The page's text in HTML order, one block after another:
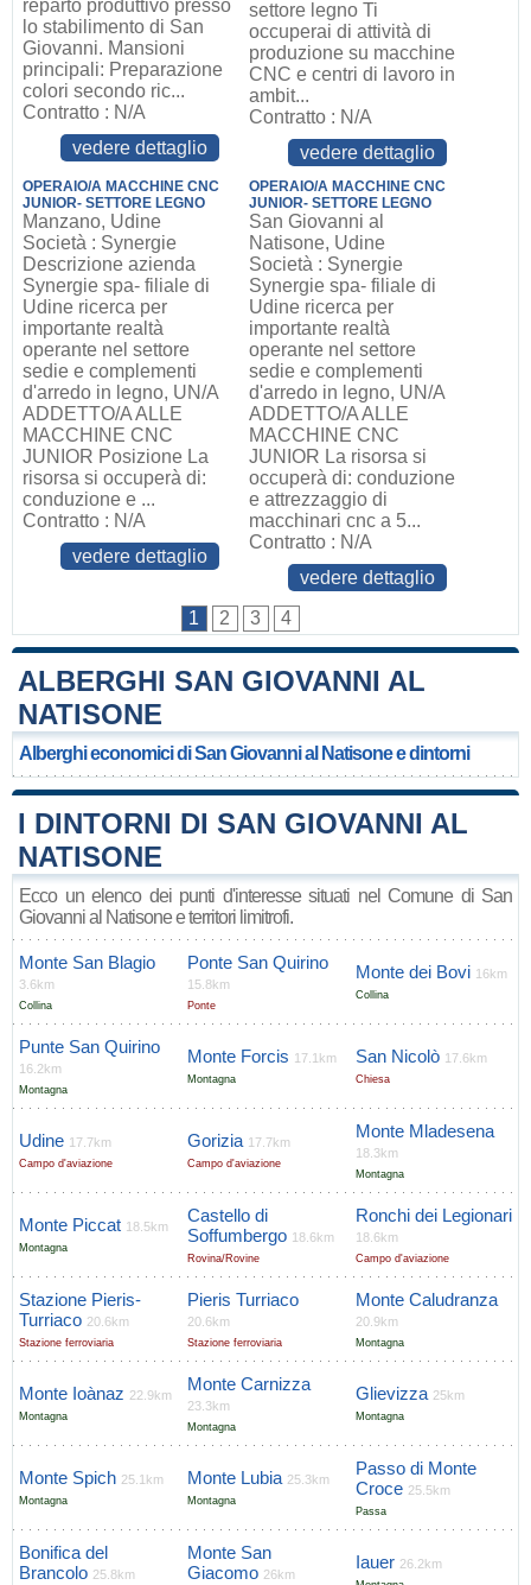
reparto produttivo presso
lo stabilimento di San
Giovanni. Mansioni
principali: Preparazione
colori secondo ric...
Contratto : N/A
vedere dettaglio
settore legno Ti
occuperai di attività di
produzione su macchine
CNC e centri di lavoro in
ambit...
Contratto : N/A
vedere dettaglio
OPERAIO/A MACCHINE CNC
JUNIOR- SETTORE LEGNO
Manzano, Udine
Società : Synergie
Descrizione azienda
Synergie spa- filiale di
Udine ricerca per
importante realtà
operante nel settore
sedie e complementi
d'arredo in legno, UN/A
ADDETTO/A ALLE
MACCHINE CNC
JUNIOR Posizione La
risorsa si occuperà di:
conduzione e ...
Contratto : N/A
vedere dettaglio
OPERAIO/A MACCHINE CNC
JUNIOR- SETTORE LEGNO
San Giovanni al
Natisone, Udine
Società : Synergie
Synergie spa- filiale di
Udine ricerca per
importante realtà
operante nel settore
sedie e complementi
d'arredo in legno, UN/A
ADDETTO/A ALLE
MACCHINE CNC
JUNIOR La risorsa si
occuperà di: conduzione
e attrezzaggio di
macchinari cnc a 5...
Contratto : N/A
vedere dettaglio
1
2 3 4
ALBERGHI SAN GIOVANNI AL
NATISONE
Alberghi economici di San Giovanni al Natisone e dintorni
I DINTORNI DI SAN GIOVANNI AL
NATISONE
Ecco un elenco dei punti d'interesse situati nel Comune di San
Giovanni al Natisone e territori limitrofi.
Monte San Blagio
3.6km
Collina
Ponte San Quirino
15.8km
Ponte
Monte dei Bovi 16km
Collina
Punte San Quirino
16.2km
Montagna
Monte Forcis 17.1km
Montagna
San Nicolò 17.6km
Chiesa
Udine 17.7km
Campo d'aviazione
Gorizia 17.7km
Campo d'aviazione
Monte Mladesena
18.3km
Montagna
Monte Piccat 18.5km
Montagna
Castello di
Soffumbergo 18.6km
Rovina/Rovine
Ronchi dei Legionari
18.6km
Campo d'aviazione
Stazione Pieris-
Turriaco 20.6km
Stazione ferroviaria
Pieris Turriaco
20.6km
Stazione ferroviaria
Monte Caludranza
20.9km
Montagna
Monte Ioànaz 22.9km
Montagna
Monte Carnizza
23.3km
Montagna
Glievizza 25km
Montagna
Monte Spich 25.1km
Montagna
Monte Lubia 25.3km
Montagna
Passo di Monte
Croce 25.5km
Passa
Bonifica del
Brancolo 25.8km
Monte San
Giacomo 26km
Iauer 26.2km